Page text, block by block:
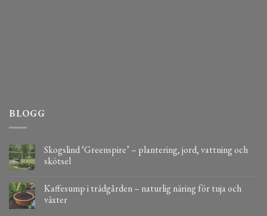
BLOGG
Skogslind ‘Greenspire’ – plantering, jord, vattning och
skötsel
Kaffesump i trädgården – naturlig näring för tuja och
växter